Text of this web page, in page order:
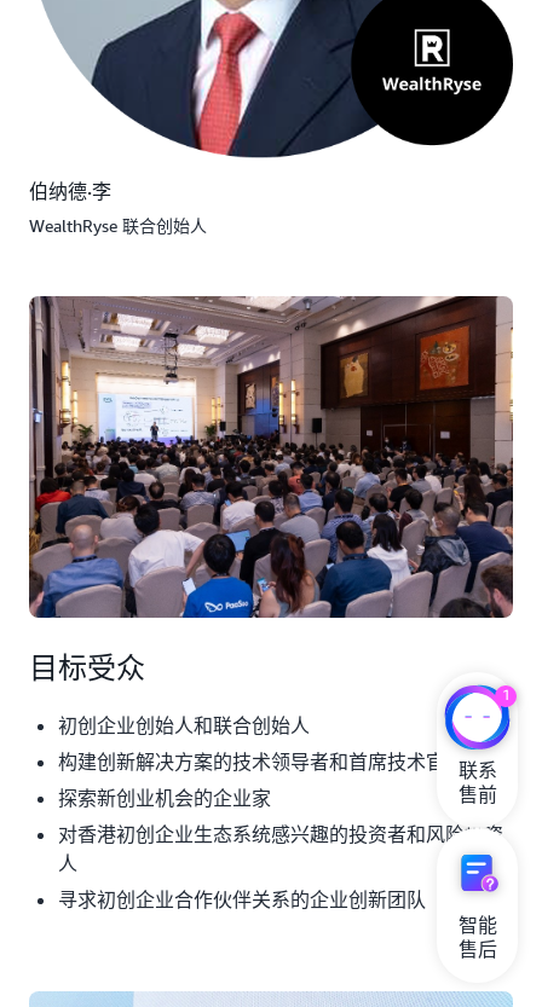
伯纳德·李
WealthRyse 联合创始人
目标受众
初创企业创始人和联合创始人
构建创新解决方案的技术领导者和首席技术官
探索新创业机会的企业家
对香港初创企业生态系统感兴趣的投资者和风险投资
人
寻求初创企业合作伙伴关系的企业创新团队
1
联系
售前
智能
售后